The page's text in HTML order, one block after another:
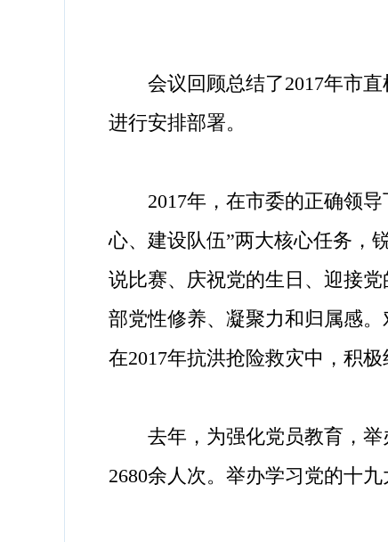
会议回顾总结了2017年市直
进行安排部署。
2017年，在市委的正确领导
心、建设队伍”两大核心任务，
说比赛、庆祝党的生日、迎接
部党性修养、凝聚力和归属感
在2017年抗洪抢险救灾中，积
去年，为强化党员教育，举
2680余人次。举办学习党的十